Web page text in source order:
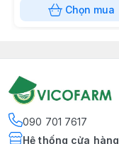
Chọn mua
090 701 7617
Hệ thống cửa hàng